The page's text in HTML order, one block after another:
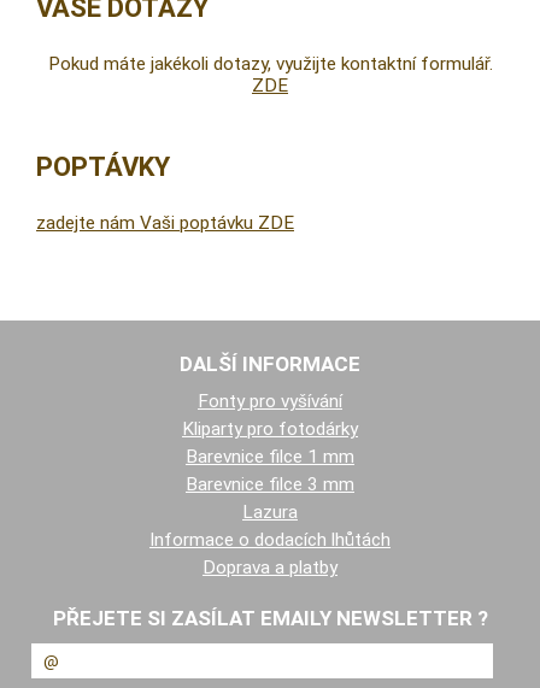
VAŠE DOTAZY
Pokud máte jakékoli dotazy, využijte kontaktní formulář.
ZDE
POPTÁVKY
zadejte nám Vaši poptávku ZDE
DALŠÍ INFORMACE
Fonty pro vyšívání
Kliparty pro fotodárky
Barevnice filce 1 mm
Barevnice filce 3 mm
Lazura
Informace o dodacích lhůtách
Doprava a platby
PŘEJETE SI ZASÍLAT EMAILY NEWSLETTER ?